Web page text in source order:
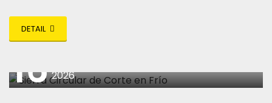
DETAIL
16 2026